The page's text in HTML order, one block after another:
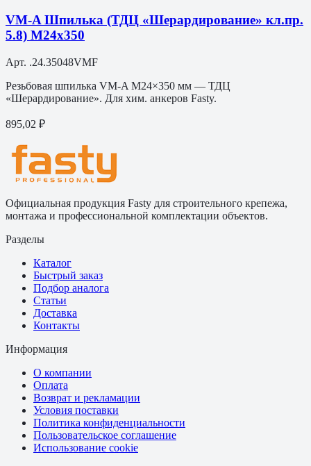
VM-A Шпилька (ТДЦ «Шерардирование» кл.пр.
5.8) M24х350
Арт. .24.35048VMF
Резьбовая шпилька VM-A M24×350 мм — ТДЦ
«Шерардирование». Для хим. анкеров Fasty.
895,02 ₽
Официальная продукция Fasty для строительного крепежа,
монтажа и профессиональной комплектации объектов.
Разделы
Каталог
Быстрый заказ
Подбор аналога
Статьи
Доставка
Контакты
Информация
О компании
Оплата
Возврат и рекламации
Условия поставки
Политика конфиденциальности
Пользовательское соглашение
Использование cookie